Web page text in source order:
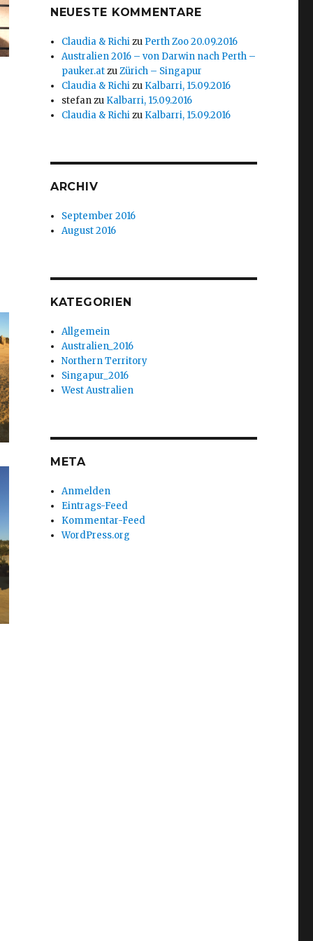
NEUESTE KOMMENTARE
Claudia & Richizu Perth Zoo 20.09.2016
Australien 2016 – von Darwin nach Perth –
pauker.atzuZürich – Singapur
Claudia & Richizu Kalbarri, 15.09.2016
stefanzu Kalbarri, 15.09.2016
Claudia & Richizu Kalbarri, 15.09.2016
ARCHIV
September 2016
August 2016
KATEGORIEN
Allgemein
Australien_2016
Northern Territory
Singapur_2016
West Australien
META
Anmelden
Eintrags-Feed
Kommentar-Feed
WordPress.org